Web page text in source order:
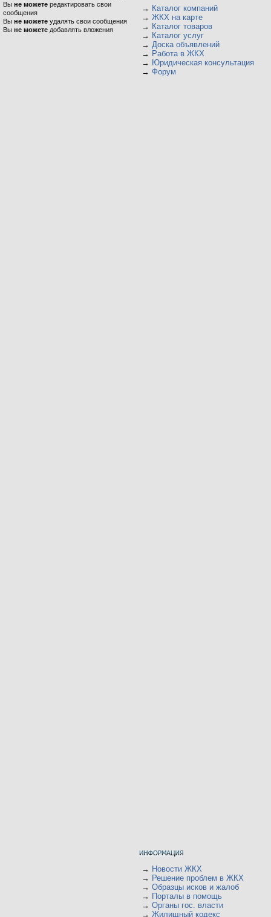
Вы не можете редактировать свои
сообщения
Вы не можете удалять свои сообщения
Вы не можете добавлять вложения
→ Каталог компаний
→ ЖКХ на карте
→ Каталог товаров
→ Каталог услуг
→ Доска объявлений
→ Работа в ЖКХ
→ Юридическая консультация
→ Форум
→ Новости ЖКХ
→ Решение проблем в ЖКХ
→ Образцы исков и жалоб
→ Порталы в помощь
→ Органы гос. власти
→ Жилищный кодекс